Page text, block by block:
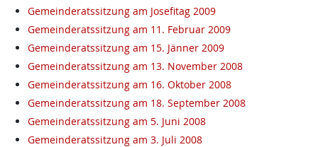
Gemeinderatssitzung am Josefitag 2009
Gemeinderatssitzung am 11. Februar 2009
Gemeinderatssitzung am 15. Jänner 2009
Gemeinderatssitzung am 13. November 2008
Gemeinderatssitzung am 16. Oktober 2008
Gemeinderatssitzung am 18. September 2008
Gemeinderatssitzung am 5. Juni 2008
Gemeinderatssitzung am 3. Juli 2008